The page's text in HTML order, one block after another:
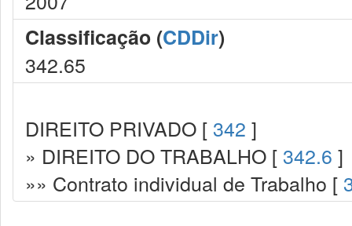
Classificação (CDDir)
342.65
DIREITO PRIVADO [ 342 ]
» DIREITO DO TRABALHO [ 342.6 ]
»» Contrato individual de Trabalho [